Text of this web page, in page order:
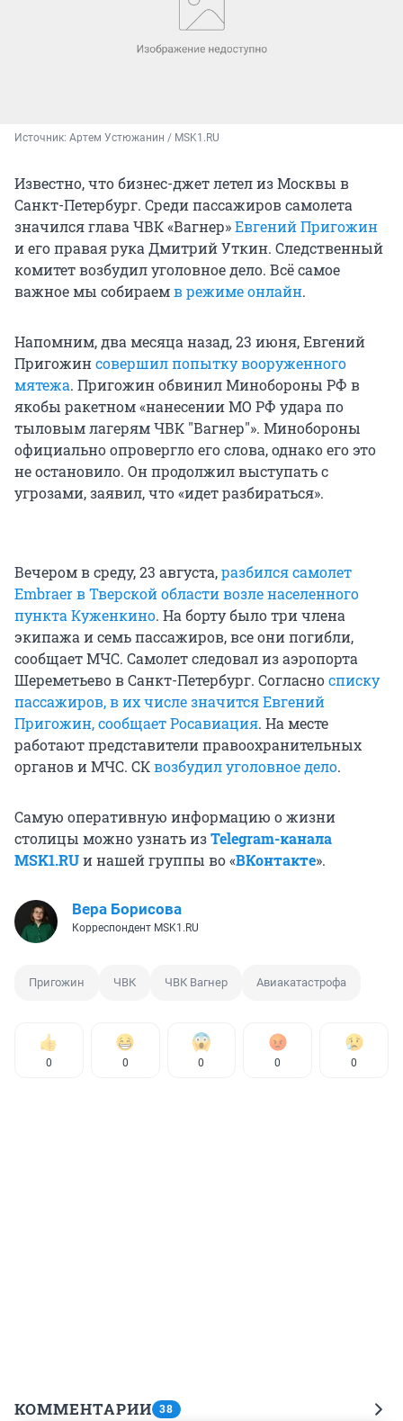
Источник: Артем Устюжанин / MSK1.RU
Известно, что бизнес-джет летел из Москвы в
Санкт-Петербург. Среди пассажиров самолета
значился глава ЧВК «Вагнер»Евгений Пригожин
и его правая рука Дмитрий Уткин. Следственный
комитет возбудил уголовное дело. Всё самое
важное мы собираемв режиме онлайн.
Напомним, два месяца назад, 23 июня, Евгений
Пригожинсовершил попытку вооруженного
мятежа. Пригожин обвинил Минобороны РФ в
якобы ракетном «нанесении МО РФ удара по
тыловым лагерям ЧВК "Вагнер"». Минобороны
официально опровергло его слова, однако его это
не остановило. Он продолжил выступать с
угрозами, заявил, что «идет разбираться».
Вечером в среду, 23 августа,разбился самолет
Embraer в Тверской области возле населенного
пункта Куженкино. На борту было три члена
экипажа и семь пассажиров, все они погибли,
сообщает МЧС. Самолет следовал из аэропорта
Шереметьево в Санкт-Петербург. Согласносписку
пассажиров, в их числе значится Евгений
Пригожин, сообщает Росавиация. На месте
работают представители правоохранительных
органов и МЧС. СКвозбудил уголовное дело.
Самую оперативную информацию о жизни
столицы можно узнать изTelegram-канала
MSK1.RUи нашей группы во «ВКонтакте».
Вера Борисова
Корреспондент MSK1.RU
Пригожин ЧВК ЧВК Вагнер Авиакатастрофа
0 0 0 0 0
КОММЕНТАРИИ 38